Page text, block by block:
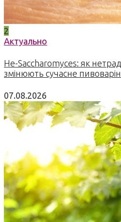
2
Актуально
Не-Saccharomyces: як
змінюють сучасне
07.08.2026